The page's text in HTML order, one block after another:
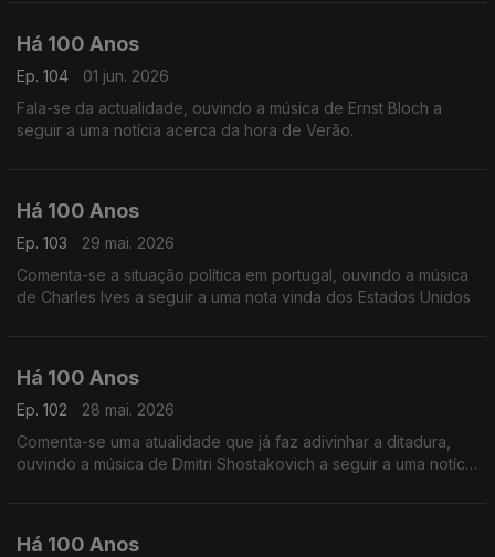
Há 100 Anos
Ep. 104
01 jun. 2026
Fala-se da actualidade, ouvindo a música de Ernst Bloch a
seguir a uma notícia acerca da hora de Verão.
Há 100 Anos
Ep. 103
29 mai. 2026
Comenta-se a situação política em portugal, ouvindo a música
de Charles Ives a seguir a uma nota vinda dos Estados Unidos
Há 100 Anos
Ep. 102
28 mai. 2026
Comenta-se uma atualidade que já faz adivinhar a ditadura,
ouvindo a música de Dmitri Shostakovich a seguir a uma notícia
Há 100 Anos